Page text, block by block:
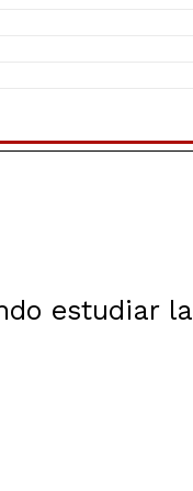
estudiar la